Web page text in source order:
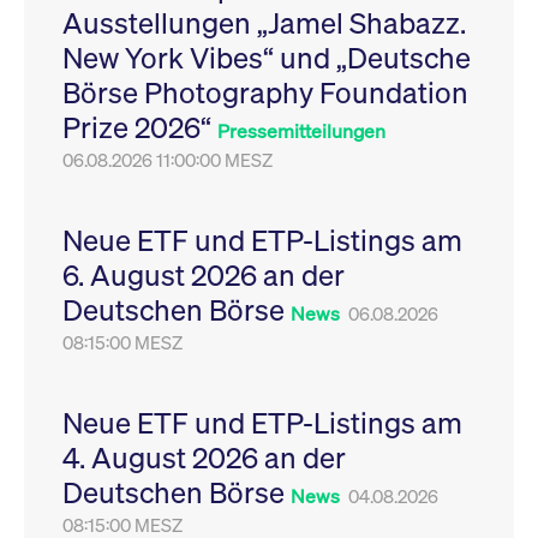
Ausstellungen „Jamel Shabazz.
New York Vibes“ und „Deutsche
Börse Photography Foundation
Prize 2026“ Pressemitteilungen
06.08.2026 11:00:00 MESZ
Neue ETF und ETP-Listings am
6. August 2026 an der
Deutschen Börse News 06.08.2026
08:15:00 MESZ
Neue ETF und ETP-Listings am
4. August 2026 an der
Deutschen Börse News 04.08.2026
08:15:00 MESZ
Leistung der Website
zu messen. Es handelt
sich um ein Muster-
Cookie, bei dem auf
das Präfix _pk_ses
eine kurze Reihe von
VISITOR_PRIVACY_METADATA
YouTube
.youtube.com
6
Monate
Dieses Cookie dient
Speicherung der
Einwilligungs- und
des Nutzers für ihre
Interaktion mit der
Sitzungen geehrt